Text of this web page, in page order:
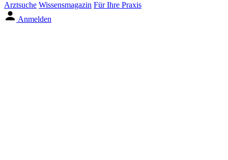
Arztsuche Wissensmagazin Für Ihre Praxis
Anmelden